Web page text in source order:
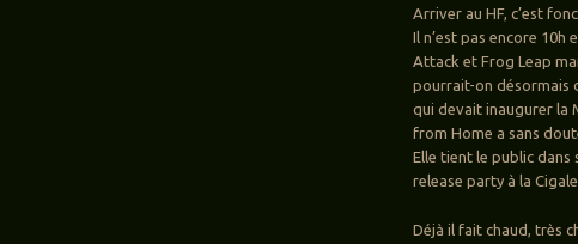
Arriver au HF, c’est
Il n’est pas encore
Attack et Frog Leap
pourrait-on désormais
qui devait inaugurer la
from Home a sans
Elle tient le public dans
release party à la
Déjà il fait chaud, très